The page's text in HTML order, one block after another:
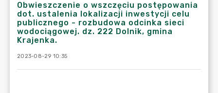
Obwieszczenie o wszczęciu postępowania
dot. ustalenia lokalizacji inwestycji celu
publicznego - rozbudowa odcinka sieci
wodociągowej. dz. 222 Dolnik, gmina
Krajenka.
2023-08-29 10:35